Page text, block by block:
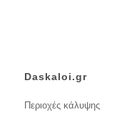
Daskaloi.gr
Περιοχές κάλυψης